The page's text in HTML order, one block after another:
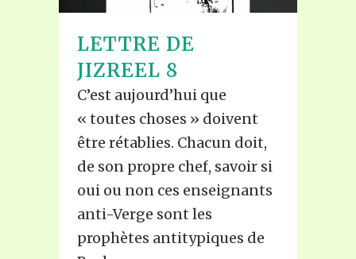
LETTRE DE
JIZREEL 8
C’est aujourd’hui que
« toutes choses » doivent
être rétablies. Chacun doit,
de son propre chef, savoir si
oui ou non ces enseignants
anti-Verge sont les
prophètes antitypiques de